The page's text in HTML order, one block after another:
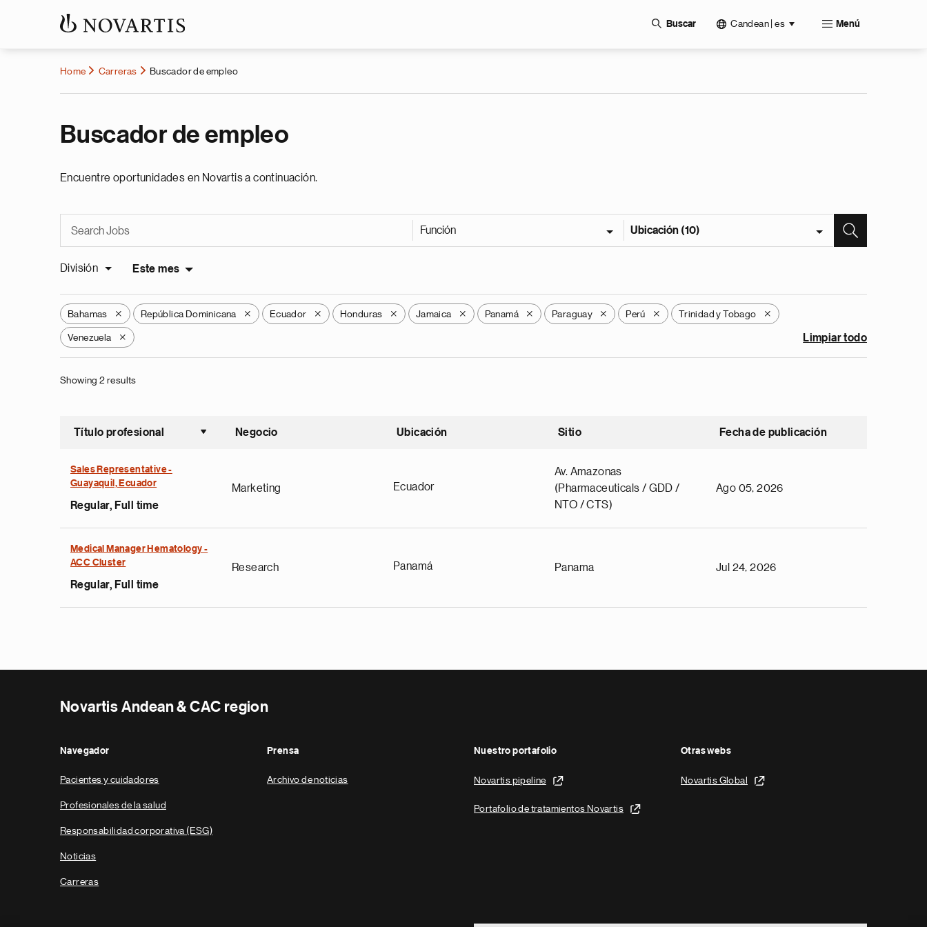
Buscar Candean | es Menú
Home Carreras Buscador de empleo
Buscador de empleo
Encuentre oportunidades en Novartis a continuación.
Función Ubicación (10)
División Este mes
Bahamas X República Dominicana X Ecuador X Honduras X Jamaica X Panamá X Paraguay X Perú X Trinidad y Tobago X
Venezuela X Limpiar todo
Showing 2 results
Título profesional
Ordenar ascendente
Negocio Ubicación Sitio Fecha de publicación
Sales Representative -
Guayaquil, Ecuador
Regular, Full time
Marketing Ecuador
Av. Amazonas
(Pharmaceuticals / GDD /
NTO / CTS)
Ago 05, 2026
Medical Manager Hematology -
ACC Cluster
Regular, Full time
Research Panamá Panama Jul 24, 2026
Novartis Andean & CAC region
Navegador
Pacientes y cuidadores
Profesionales de la salud
Responsabilidad corporativa (ESG)
Noticias
Carreras
Prensa
Archivo de noticias
Nuestro portafolio
Novartis pipeline
Portafolio de tratamientos Novartis
Otras webs
Novartis Global